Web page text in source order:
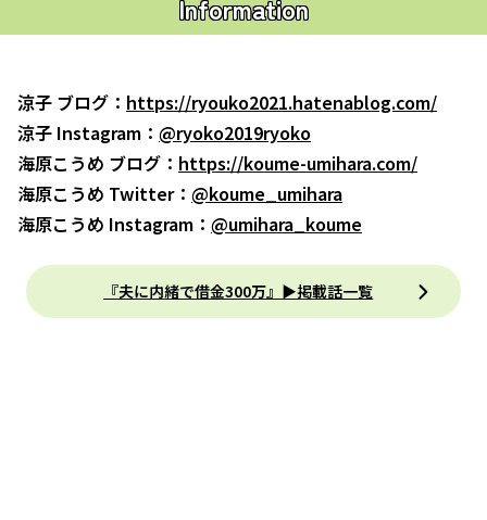
Information
涼子 ブログ： https://ryouko2021.hatenablog.com/
涼子 Instagram： @ryoko2019ryoko
海原こうめ ブログ： https://koume-umihara.com/
海原こうめ Twitter： @koume_umihara
海原こうめ Instagram： @umihara_koume
『夫に内緒で借金300万』▶掲載話一覧